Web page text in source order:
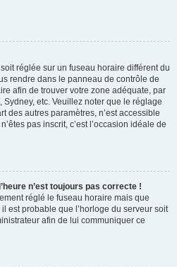
soit réglée sur un fuseau horaire différent du
rendre dans le panneau de contrôle de
afin de trouver votre zone adéquate, par
etc. Veuillez noter que le réglage
des autres paramètres, n’est accessible
pas inscrit, c’est l’occasion idéale de
n’est toujours pas correcte !
réglé le fuseau horaire mais que
il est probable que l’horloge du serveur soit
afin de lui communiquer ce